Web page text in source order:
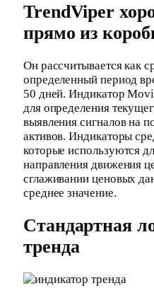
TrendViper
прямо из
Он рассчитывается как
определенный период
50 дней. Индикатор
для определения
выявления сигналов на
активов. Индикаторы
которые используются
направления движения
сглаживании ценовых
среднее значение.
Стандартная
тренда